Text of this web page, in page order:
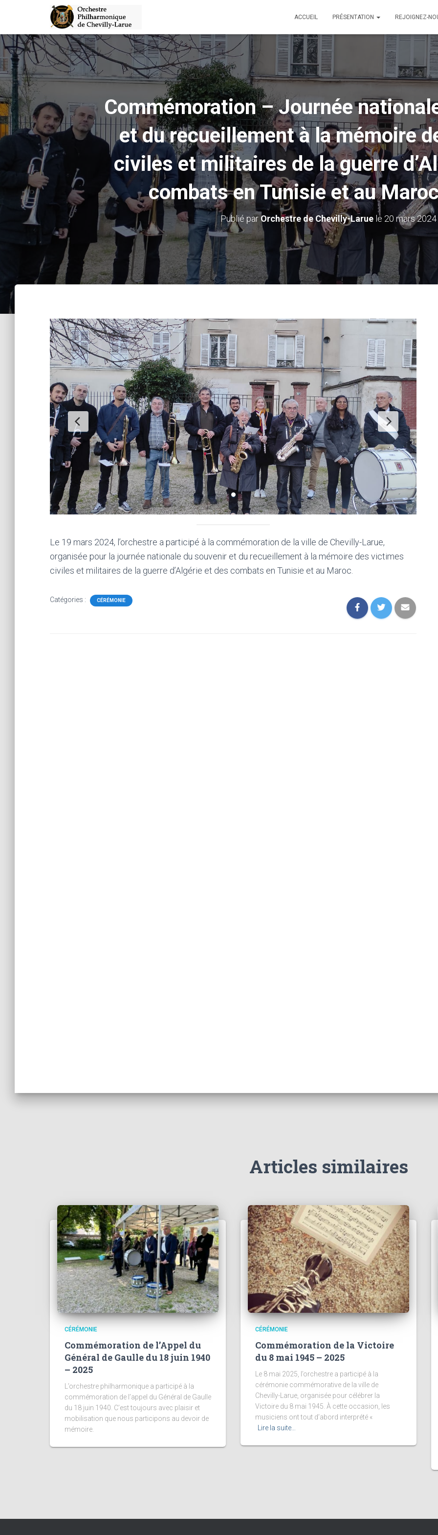
ACCUEIL PRÉSENTATION REJOIGNEZ-
Commémoration – Journée
et du recueillement à la mémoire
civiles et militaires de la guerre
combats en Tunisie et au
Publié par Orchestre de Chevilly-Larue le 20 mars 2024
Le 19 mars 2024, l’orchestre a participé à la commémoration de la ville de Chevilly-Larue,
organisée pour la journée nationale du souvenir et du recueillement à la mémoire des victimes
civiles et militaires de la guerre d’Algérie et des combats en Tunisie et au Maroc.
Catégories : CÉRÉMONIE
Articles similaires
CÉRÉMONIE
Commémoration de l’Appel du
Général de Gaulle du 18 juin 1940
– 2025
L’orchestre philharmonique a participé à la
commémoration de l’appel du Général de Gaulle
du 18 juin 1940. C’est toujours avec plaisir et
mobilisation que nous participons au devoir de
mémoire.
CÉRÉMONIE
Commémoration de la Victoire
du 8 mai 1945 – 2025
Le 8 mai 2025, l’orchestre a participé à la
cérémonie commémorative de la ville de
Chevilly-Larue, organisée pour célébrer la
Victoire du 8 mai 1945. À cette occasion, les
musiciens ont tout d’abord interprété «
Lire la suite…